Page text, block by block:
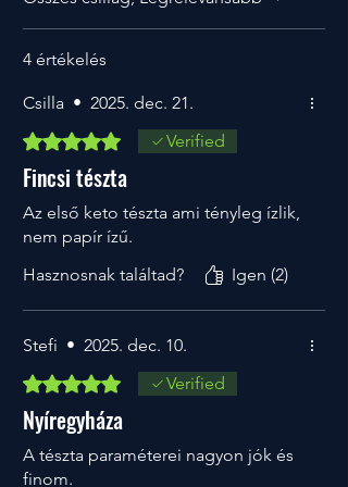
4 értékelés
Csilla • 2025. dec. 21.
5 csillagot kapott az 5-ből.
Verified
Fincsi tészta
Az első keto tészta ami tényleg ízlik,
nem papír ízű.
Hasznosnak találtad?
Igen (2)
Stefi • 2025. dec. 10.
5 csillagot kapott az 5-ből.
Verified
Nyíregyháza
A tészta paraméterei nagyon jók és
finom.